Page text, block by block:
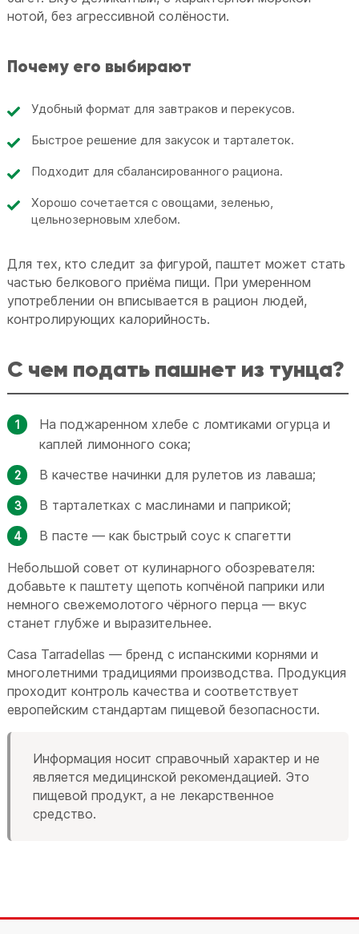
нотой, без агрессивной солёности.
Почему его выбирают
Удобный формат для завтраков и перекусов.
Быстрое решение для закусок и тарталеток.
Подходит для сбалансированного рациона.
Хорошо сочетается с овощами, зеленью,
цельнозерновым хлебом.
Для тех, кто следит за фигурой, паштет может стать
частью белкового приёма пищи. При умеренном
употреблении он вписывается в рацион людей,
контролирующих калорийность.
С чем подать пашнет из тунца?
На поджаренном хлебе с ломтиками огурца и
каплей лимонного сока;
В качестве начинки для рулетов из лаваша;
В тарталетках с маслинами и паприкой;
В пасте — как быстрый соус к спагетти
Небольшой совет от кулинарного обозревателя:
добавьте к паштету щепоть копчёной паприки или
немного свежемолотого чёрного перца — вкус
станет глубже и выразительнее.
Casa Tarradellas — бренд с испанскими корнями и
многолетними традициями производства. Продукция
проходит контроль качества и соответствует
европейским стандартам пищевой безопасности.
Информация носит справочный характер и не
является медицинской рекомендацией. Это
пищевой продукт, а не лекарственное
средство.